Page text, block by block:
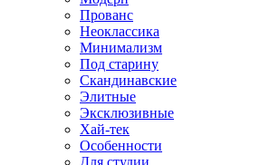
Прованс
Неоклассика
Минимализм
Под старину
Скандинавские
Элитные
Эксклюзивные
Хай-тек
Особенности
Для студии